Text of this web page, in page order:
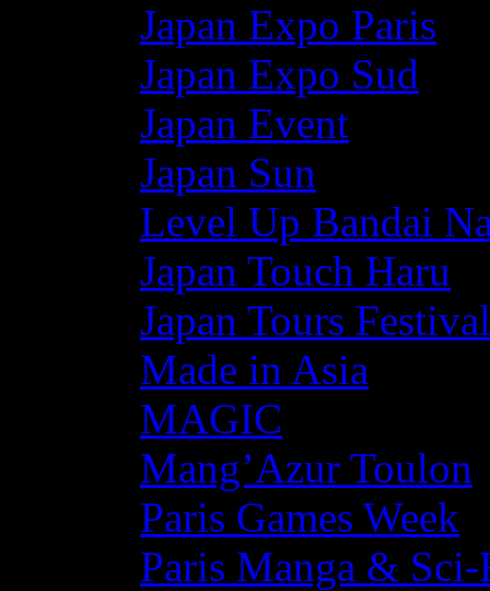
Japan Expo Paris
Japan Expo Sud
Japan Event
Japan Sun
Level Up Bandai
Japan Touch Haru
Japan Tours Festival
Made in Asia
MAGIC
Mang’Azur Toulon
Paris Games Week
Paris Manga &